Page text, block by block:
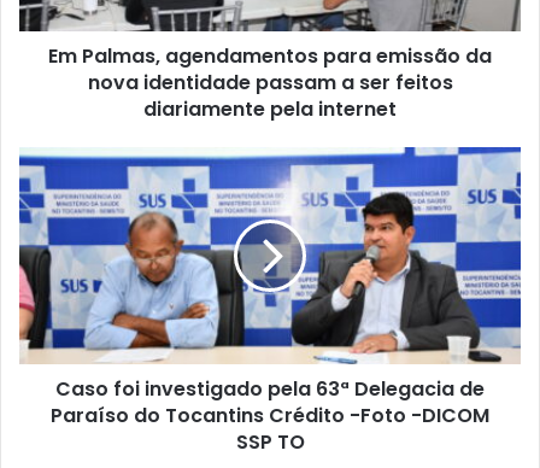
Em Palmas, agendamentos para emissão da
nova identidade passam a ser feitos
diariamente pela internet
Caso foi investigado pela 63ª Delegacia de
Paraíso do Tocantins Crédito -Foto -DICOM
SSP TO